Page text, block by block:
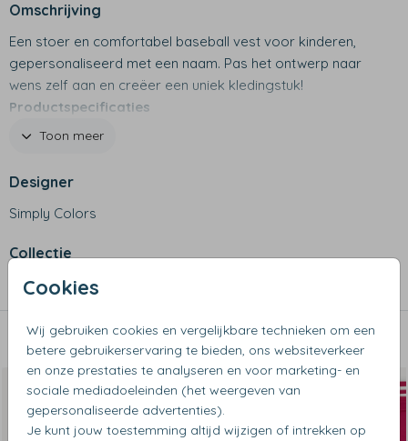
Cookies
Wij gebruiken cookies en vergelijkbare technieken om een
betere gebruikerservaring te bieden, ons websiteverkeer
en onze prestaties te analyseren en voor marketing- en
sociale mediadoeleinden (het weergeven van
gepersonaliseerde advertenties).
Je kunt jouw toestemming altijd wijzigen of intrekken op
Omschrijving
Een stoer en comfortabel baseball vest voor kinderen,
gepersonaliseerd met een naam. Pas het ontwerp naar
wens zelf aan en creëer een uniek kledingstuk!
Productspecificaties
- Materiaal: 70% katoen, 30% polyester
- Niet geschikt voor de wasdroger
- Met zakken en drukknopen
- Met contrasterende witte mouwen
Toon meer
Designer
Simply Colors
Collectie
Baseball vesten
Dit vind je misschien ook leuk